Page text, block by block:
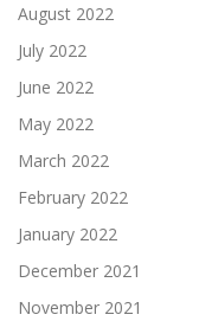
August 2022
July 2022
June 2022
May 2022
March 2022
February 2022
January 2022
December 2021
November 2021